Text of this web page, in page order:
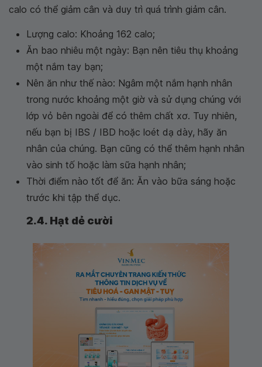
calo có thể giảm cân và duy trì quá trình giảm cân.
Lượng calo: Khoảng 162 calo;
Ăn bao nhiêu một ngày: Bạn nên tiêu thụ khoảng
một nắm tay bạn;
Nên ăn như thế nào: Ngâm một nắm hạnh nhân
trong nước khoảng một giờ và sử dụng chúng với
lớp vỏ bên ngoài để có thêm chất xơ. Tuy nhiên,
nếu bạn bị IBS / IBD hoặc loét dạ dày, hãy ăn
nhân của chúng. Bạn cũng có thể thêm hạnh nhân
vào sinh tố hoặc làm sữa hạnh nhân;
Thời điểm nào tốt để ăn: Ăn vào bữa sáng hoặc
trước khi tập thể dục.
2.4. Hạt dẻ cười